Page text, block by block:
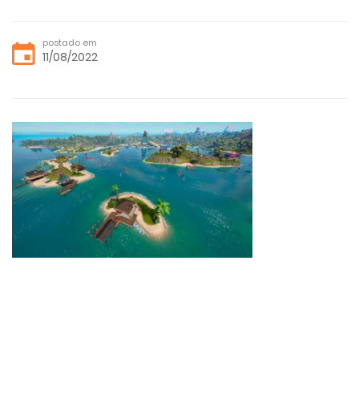
postado em
11/08/2022